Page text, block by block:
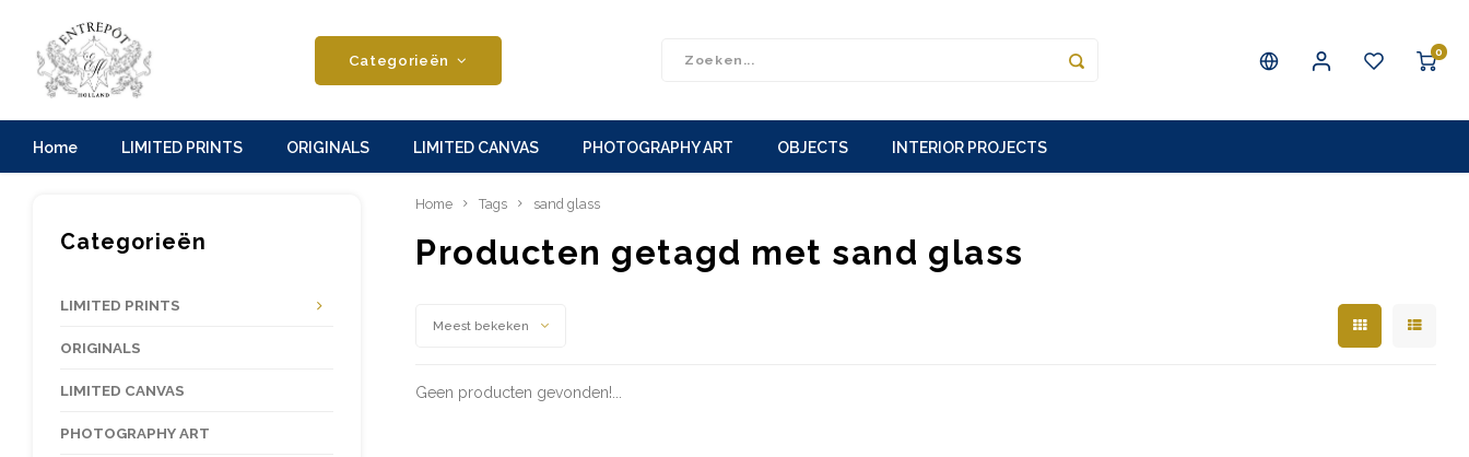
Categorieën 0
Home LIMITED PRINTS ORIGINALS LIMITED CANVAS PHOTOGRAPHY ART OBJECTS INTERIOR PROJECTS
Categorieën
LIMITED PRINTS
ORIGINALS
LIMITED CANVAS
PHOTOGRAPHY ART
Home Tags sand glass
Producten getagd met sand glass
Meest bekeken
Geen producten gevonden!...